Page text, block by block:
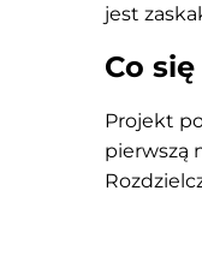
jest
Co
Projekt
pierwszą